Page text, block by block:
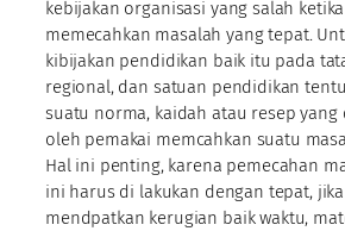
kebijakan organisasi yang salah
memecahkan masalah yang tepat.
kibijakan pendidikan baik itu pada
regional, dan satuan pendidikan
suatu norma, kaidah atau resep yang
oleh pemakai memcahkan suatu
Hal ini penting, karena pemecahan
ini harus di lakukan dengan tepat,
mendpatkan kerugian baik waktu,